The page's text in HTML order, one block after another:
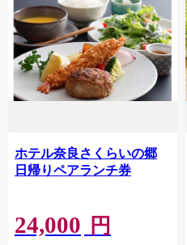
ホテル奈良さくらいの郷
日帰りペアランチ券
24,000 円